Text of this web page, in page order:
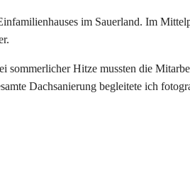
im Sauerland. Im
Hitze mussten die
Dachsanierung begleitete ich